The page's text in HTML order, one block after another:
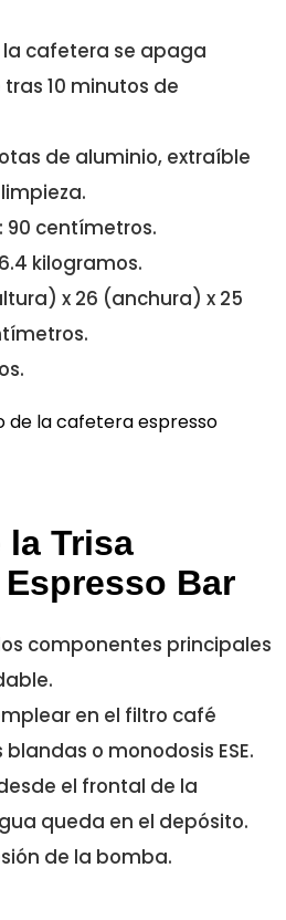
cafetera se apaga
10 minutos de
de aluminio, extraíble
90 centímetros.
kilogramos.
x 26 (anchura) x 25
la Trisa
Bar
componentes principales
en el filtro café
o monodosis ESE.
el frontal de la
queda en el depósito.
de la bomba.